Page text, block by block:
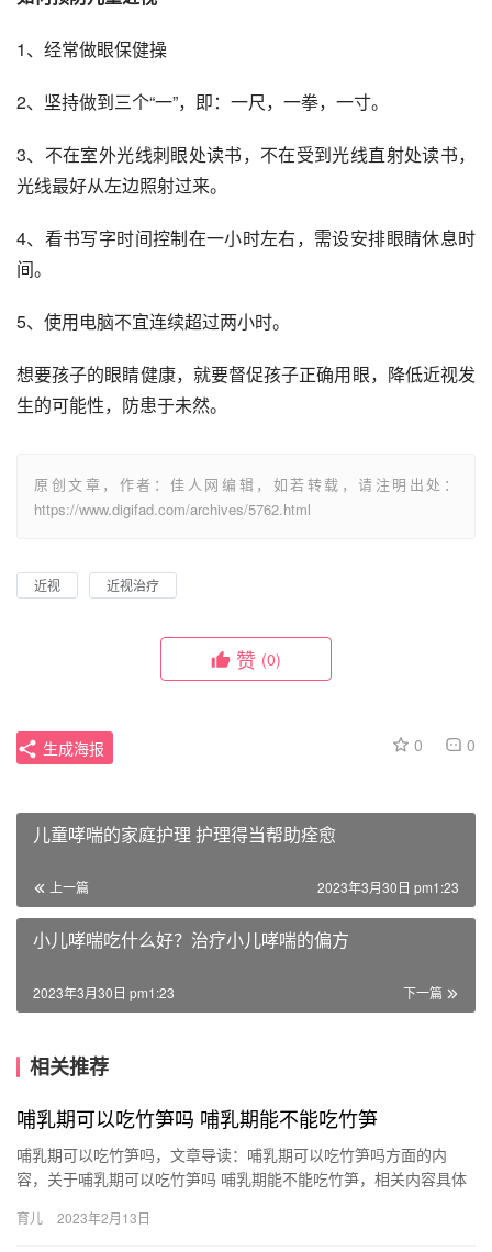
1、经常做眼保健操
2、坚持做到三个“一”，即：一尺，一拳，一寸。
3、不在室外光线刺眼处读书，不在受到光线直射处读书，
光线最好从左边照射过来。
4、看书写字时间控制在一小时左右，需设安排眼睛休息时
间。
5、使用电脑不宜连续超过两小时。
想要孩子的眼睛健康，就要督促孩子正确用眼，降低近视发
生的可能性，防患于未然。
原创文章，作者：佳人网编辑，如若转载，请注明出处：
https://www.digifad.com/archives/5762.html
近视 近视治疗
赞 (0)
0 0
生成海报
儿童哮喘的家庭护理 护理得当帮助痊愈
上一篇 2023年3月30日 pm1:23
小儿哮喘吃什么好？治疗小儿哮喘的偏方
下一篇
2023年3月30日 pm1:23
相关推荐
哺乳期可以吃竹笋吗 哺乳期能不能吃竹笋
哺乳期可以吃竹笋吗，文章导读：哺乳期可以吃竹笋吗方面的内
容，关于哺乳期可以吃竹笋吗 哺乳期能不能吃竹笋，相关内容具体
乳…
育儿 2023年2月13日